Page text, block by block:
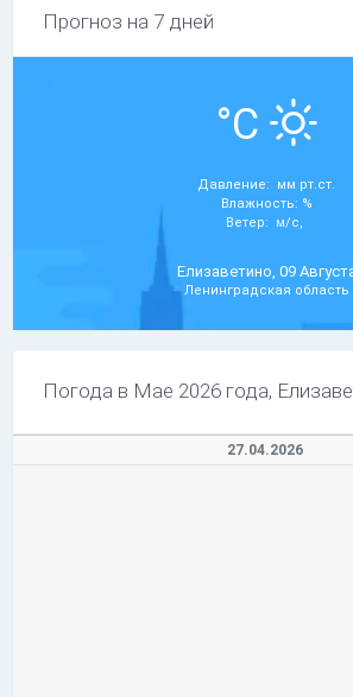
Прогноз на 7 дней
°C
Давление: мм рт.ст.
Влажность: %
Ветер: м/с,
Елизаветино, 09
Ленинградская область
Погода в Мае 2026 года,
27.04.2026